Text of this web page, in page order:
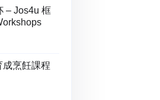
– Jos4u 框
烹飪課程